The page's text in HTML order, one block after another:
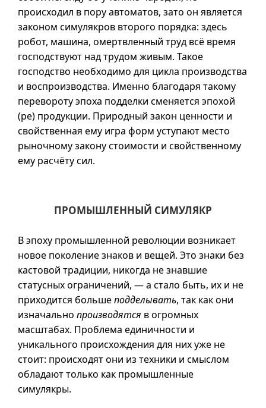
происходил в пору автоматов, зато он является
законом симулякров второго порядка: здесь
робот, машина, омертвленный труд всё время
господствуют над трудом живым. Такое
господство необходимо для цикла производства
и воспроизводства. Именно благодаря такому
перевороту эпоха подделки сменяется эпохой
(ре) продукции. Природный закон ценности и
свойственная ему игра форм уступают место
рыночному закону стоимости и свойственному
ему расчёту сил.
ПРОМЫШЛЕННЫЙ СИМУЛЯКР
В эпоху промышленной революции возникает
новое поколение знаков и вещей. Это знаки без
кастовой традиции, никогда не знавшие
статусных ограничений, — а стало быть, их и не
приходится большеподделывать, так как они
изначально производятся в огромных
масштабах. Проблема единичности и
уникального происхождения для них уже не
стоит: происходят они из техники и смыслом
обладают только как промышленные
симулякры.